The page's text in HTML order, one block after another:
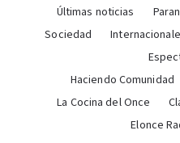
Últimas noticias
Sociedad
Haciendo Comunidad
La Cocina del Once
Elonce